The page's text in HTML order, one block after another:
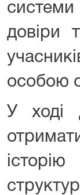
довіри
особою
У ході